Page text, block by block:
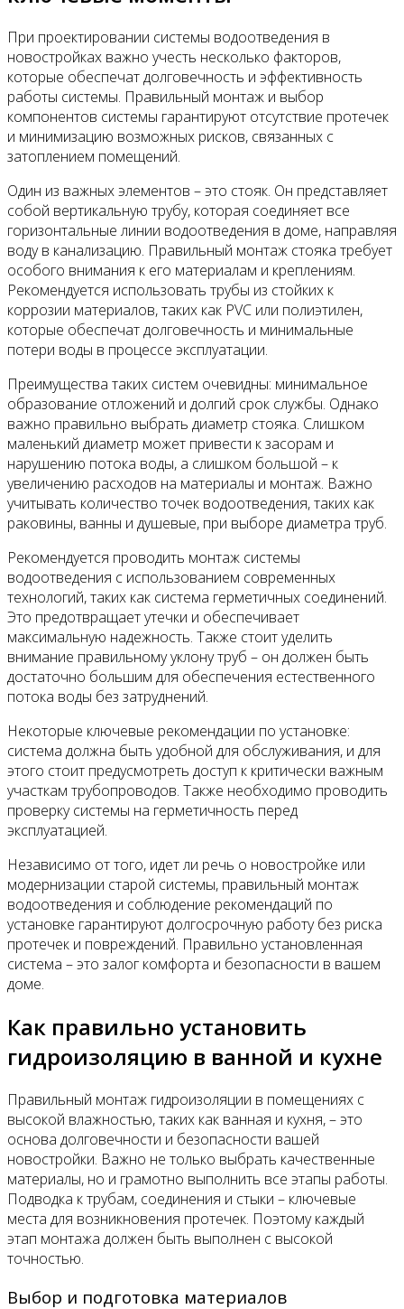
При проектировании системы водоотведения в
новостройках важно учесть несколько факторов,
которые обеспечат долговечность и эффективность
работы системы. Правильный монтаж и выбор
компонентов системы гарантируют отсутствие протечек
и минимизацию возможных рисков, связанных с
затоплением помещений.
Один из важных элементов – это стояк. Он представляет
собой вертикальную трубу, которая соединяет все
горизонтальные линии водоотведения в доме, направляя
воду в канализацию. Правильный монтаж стояка требует
особого внимания к его материалам и креплениям.
Рекомендуется использовать трубы из стойких к
коррозии материалов, таких как PVC или полиэтилен,
которые обеспечат долговечность и минимальные
потери воды в процессе эксплуатации.
Преимущества таких систем очевидны: минимальное
образование отложений и долгий срок службы. Однако
важно правильно выбрать диаметр стояка. Слишком
маленький диаметр может привести к засорам и
нарушению потока воды, а слишком большой – к
увеличению расходов на материалы и монтаж. Важно
учитывать количество точек водоотведения, таких как
раковины, ванны и душевые, при выборе диаметра труб.
Рекомендуется проводить монтаж системы
водоотведения с использованием современных
технологий, таких как система герметичных соединений.
Это предотвращает утечки и обеспечивает
максимальную надежность. Также стоит уделить
внимание правильному уклону труб – он должен быть
достаточно большим для обеспечения естественного
потока воды без затруднений.
Некоторые ключевые рекомендации по установке:
система должна быть удобной для обслуживания, и для
этого стоит предусмотреть доступ к критически важным
участкам трубопроводов. Также необходимо проводить
проверку системы на герметичность перед
эксплуатацией.
Независимо от того, идет ли речь о новостройке или
модернизации старой системы, правильный монтаж
водоотведения и соблюдение рекомендаций по
установке гарантируют долгосрочную работу без риска
протечек и повреждений. Правильно установленная
система – это залог комфорта и безопасности в вашем
доме.
Как правильно установить
гидроизоляцию в ванной и кухне
Правильный монтаж гидроизоляции в помещениях с
высокой влажностью, таких как ванная и кухня, – это
основа долговечности и безопасности вашей
новостройки. Важно не только выбрать качественные
материалы, но и грамотно выполнить все этапы работы.
Подводка к трубам, соединения и стыки – ключевые
места для возникновения протечек. Поэтому каждый
этап монтажа должен быть выполнен с высокой
точностью.
Выбор и подготовка материалов